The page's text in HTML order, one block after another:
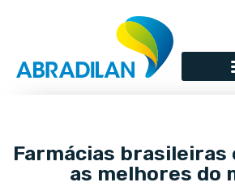
Farmácias
as melhores do